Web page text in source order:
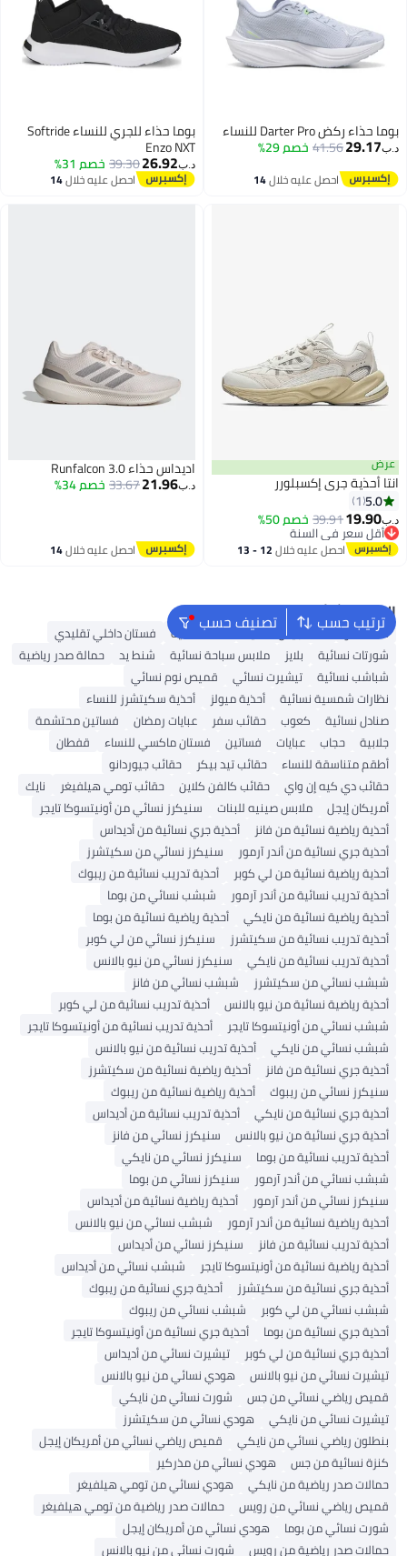
بوما حذاء ركض Darter Pro للنساء
د.ب‏29.17
41.56خصم 29%
احصل عليه خلال14
بوما حذاء للجري للنساء Softride
Enzo NXT
د.ب‏26.92
39.30خصم 31%
احصل عليه خلال14
عرض
انتا أحذية جري إكسبلورر
5.0
1
د.ب‏19.90
39.91خصم 50%
أقل سعر في السنة
أقل سعر في السنة
احصل عليه خلال 12 - 13
اديداس حذاء Runfalcon 3.0
د.ب‏21.96
33.67خصم 34%
احصل عليه خلال14
ترتيب حسب تصنيف حسب البحث الشائع
شنط ألدو شنط جيس نسائية شنط نسائية
فستان داخلي تقليدي
شورتات نسائية
بلايز ملابس سباحة نسائية شنط يد
حمالة صدر رياضية
شباشب نسائية
تيشيرت نسائي
قميص نوم نسائي
نظارات شمسية نسائية
أحذية ميولز
أحذية سكيتشرز للنساء
صنادل نسائية
كعوب حقائب سفر عبايات رمضان
فساتين محتشمة
جلابية
حجاب عبايات فساتين فستان ماكسي للنساء
قفطان
أطقم متناسقة للنساء
حقائب تيد بيكر
حقائب جيوردانو
حقائب دي كيه إن واي
حقائب كالفن كلاين حقائب تومي هيلفيغر
نايك
أمريكان إيجل
ملابس صينيه للبنات
سنيكرز نسائي من أونيتسوكا تايجر
أحذية رياضية نسائية من فانز
أحذية جري نسائية من أديداس
أحذية جري نسائية من أندر آرمور
سنيكرز نسائي من سكيتشرز
أحذية رياضية نسائية من لي كوبر
أحذية تدريب نسائية من ريبوك
أحذية تدريب نسائية من أندر آرمور
شبشب نسائي من بوما
أحذية رياضية نسائية من نايكي
أحذية رياضية نسائية من بوما
أحذية تدريب نسائية من سكيتشرز
سنيكرز نسائي من لي كوبر
أحذية تدريب نسائية من نايكي
سنيكرز نسائي من نيو بالانس
شبشب نسائي من سكيتشرز
شبشب نسائي من فانز
أحذية رياضية نسائية من نيو بالانس
أحذية تدريب نسائية من لي كوبر
شبشب نسائي من أونيتسوكا تايجر
أحذية تدريب نسائية من أونيتسوكا تايجر
شبشب نسائي من نايكي
أحذية تدريب نسائية من نيو بالانس
أحذية جري نسائية من فانز
أحذية رياضية نسائية من سكيتشرز
سنيكرز نسائي من ريبوك
أحذية رياضية نسائية من ريبوك
أحذية جري نسائية من نايكي
أحذية تدريب نسائية من أديداس
أحذية جري نسائية من نيو بالانس
سنيكرز نسائي من فانز
أحذية تدريب نسائية من بوما
سنيكرز نسائي من نايكي
شبشب نسائي من أندر آرمور
سنيكرز نسائي من بوما
سنيكرز نسائي من أندر آرمور
أحذية رياضية نسائية من أديداس
أحذية رياضية نسائية من أندر آرمور
شبشب نسائي من نيو بالانس
أحذية تدريب نسائية من فانز
سنيكرز نسائي من أديداس
أحذية رياضية نسائية من أونيتسوكا تايجر
شبشب نسائي من أديداس
أحذية جري نسائية من سكيتشرز
أحذية جري نسائية من ريبوك
شبشب نسائي من لي كوبر
شبشب نسائي من ريبوك
أحذية جري نسائية من بوما
أحذية جري نسائية من أونيتسوكا تايجر
أحذية جري نسائية من لي كوبر
تيشيرت نسائي من أديداس
تيشيرت نسائي من نيو بالانس
هودي نسائي من نيو بالانس
قميص رياضي نسائي من جس
شورت نسائي من نايكي
تيشيرت نسائي من نايكي
هودي نسائي من سكيتشرز
بنطلون رياضي نسائي من نايكي
قميص رياضي نسائي من أمريكان إيجل
كنزة نسائية من جس
هودي نسائي من مذركير
حمالات صدر رياضية من نايكي
هودي نسائي من تومي هيلفيغر
قميص رياضي نسائي من رويس
حمالات صدر رياضية من تومي هيلفيغر
شورت نسائي من بوما
هودي نسائي من أمريكان إيجل
حمالات صدر رياضية من رويس
شورت نسائي من نيو بالانس